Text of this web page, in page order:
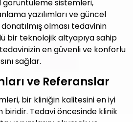
görüntüleme sistemleri,
yazılımları ve güncel
olması tedavinin
bir teknolojik altyapıya sahip
en güvenli ve konforlu
sağlar.
ve Referanslar
bir kliniğin kalitesini en iyi
Tedavi öncesinde klinik